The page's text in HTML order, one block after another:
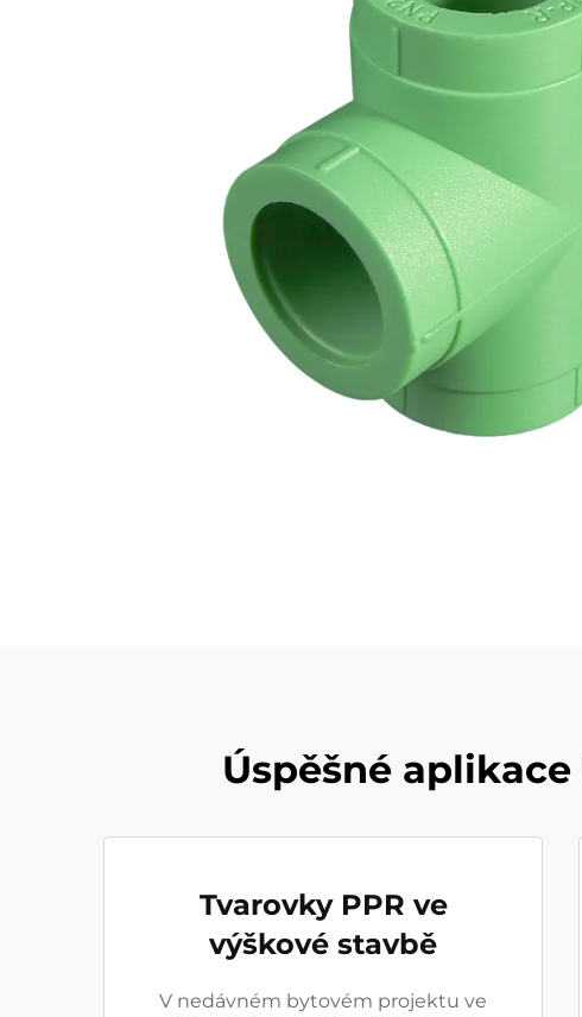
Úspěšné
Tvarovky PPR ve
výškové stavbě
V nedávném bytovém projektu ve